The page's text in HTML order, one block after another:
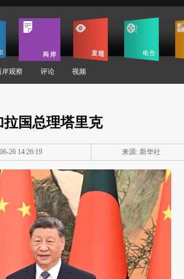
岸观察 评论 视频
国总理塔里克
26 14:26:19 来源: 新华社